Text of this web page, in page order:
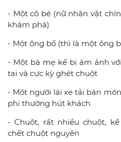
- Một cô bé (nữ nhân vật
khám phá)
- Một ông bố (thì là một ông
- Một bà mẹ kế bị ám ảnh
tai và cực kỳ ghét chuột
- Một người lái xe tải bán
phi thường hút khách
- Chuột, rất nhiều chuột,
chết chuột nguyên